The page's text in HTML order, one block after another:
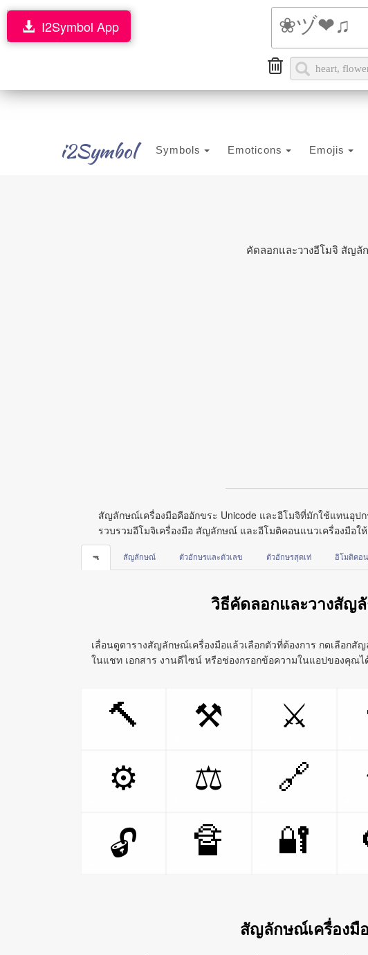
i2Symbol Symbols Emoticons Emojis
I2Symbol App
คัดลอกและวางอีโมจิ สัญลั
สัญลักษณ์เครื่องมือคืออักขระ Unicode และอีโมจิที่มักใช้แทนอุ
รวบรวมอีโมจิเครื่องมือ สัญลักษณ์ และอีโมติคอนแนวเครื่องมือ
🔫 สัญลักษณ์ ตัวอักษรและตัวเลข ตัวอักษรสุดเท่ อิโมติคอน
วิธีคัดลอกและวางสัญ
เลื่อนดูตารางสัญลักษณ์เครื่องมือแล้วเลือกตัวที่ต้องการ กดเลือกสั
ในแชท เอกสาร งานดีไซน์ หรือช่องกรอกข้อความในแอปของคุณไ
🔨 ⚒ ⚔
⚙
⚖ 🔗
🔓
🔏 🔐
สัญลักษณ์เครื่องมื